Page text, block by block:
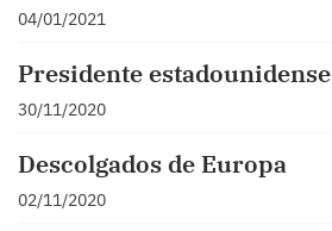
04/01/2021
Presidente estadounidense
30/11/2020
Descolgados de Europa
02/11/2020